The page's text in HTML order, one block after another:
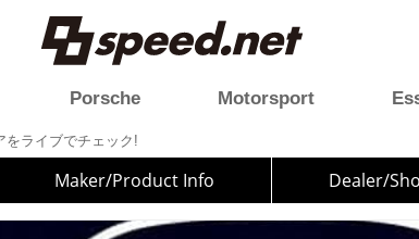
Porsche Motorsport
をライブでチェック!
Maker/Product Info Dealer/